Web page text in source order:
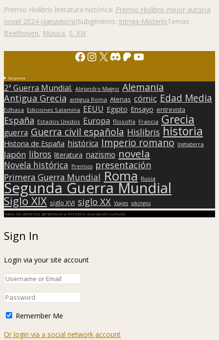
Premio Hislibris literatura histórica: Premio Hislibris mejor autor/a
novel 2024 (ganador/a)Subgéneros: Intriga-MisterioTemas:
Beethoven, Música, S. XIX
Facebook
Instagram
X Discord
Patreon
YouTube
Sorpresa
2ª Guerra Mundial. Alejandro Magno Alemania
Antigua Grecia antigua Roma Atenas cómic Edad Media
Edhasa Ediciones Salamina EEUU Egipto Ensayo entrevista
España Estados Unidos Europa filosofía Francia Grecia
guerra Guerra civil española Hislibris historia
Historia de España histórica Imperio romano Inglaterra
Japón libros literatura nazismo novela
Novela histórica Premios presentación
Primera Guerra Mundial Roma Rusia
Segunda Guerra Mundial
Siglo XIX siglo XVI siglo XX Viajes vikingos
Todos los derechos pertenecen a Hislibris Asociación cultural
Sign In
Login via your site account
Remember Me
Or login via a social network account